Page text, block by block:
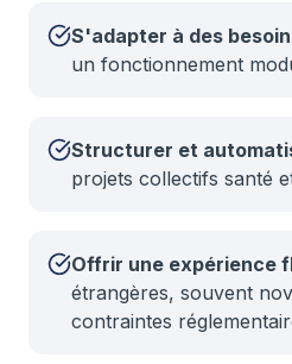
S'adapter à des
un fonctionnement
Structurer et
projets collectifs santé
Offrir une expérience
étrangères, souvent
contraintes